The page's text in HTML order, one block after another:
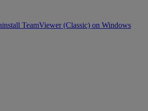
TeamViewer (Classic) on Windows